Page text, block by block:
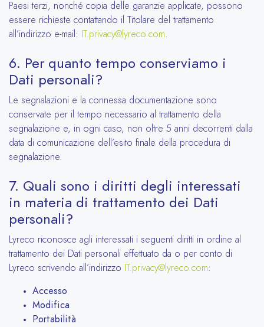
Paesi terzi, nonché copia delle garanzie applicate, possono
essere richieste contattando il Titolare del trattamento
all’indirizzo e‑mail:
IT.privacy@lyreco.com
6. Per quanto tempo conserviamo i
Dati personali?
Le segnalazioni e la connessa documentazione sono
conservate per il tempo necessario al trattamento della
segnalazione e, in ogni caso, non oltre 5 anni decorrenti dalla
data di comunicazione dell’esito finale della procedura di
segnalazione.
7. Quali sono i diritti degli interessati
in materia di trattamento dei Dati
personali?
Lyreco riconosce agli interessati i seguenti diritti in ordine al
trattamento dei Dati personali effettuato da o per conto di
Lyreco scrivendo all’indirizzo
IT.privacy@lyreco.com:
Accesso
Modifica
Portabilità